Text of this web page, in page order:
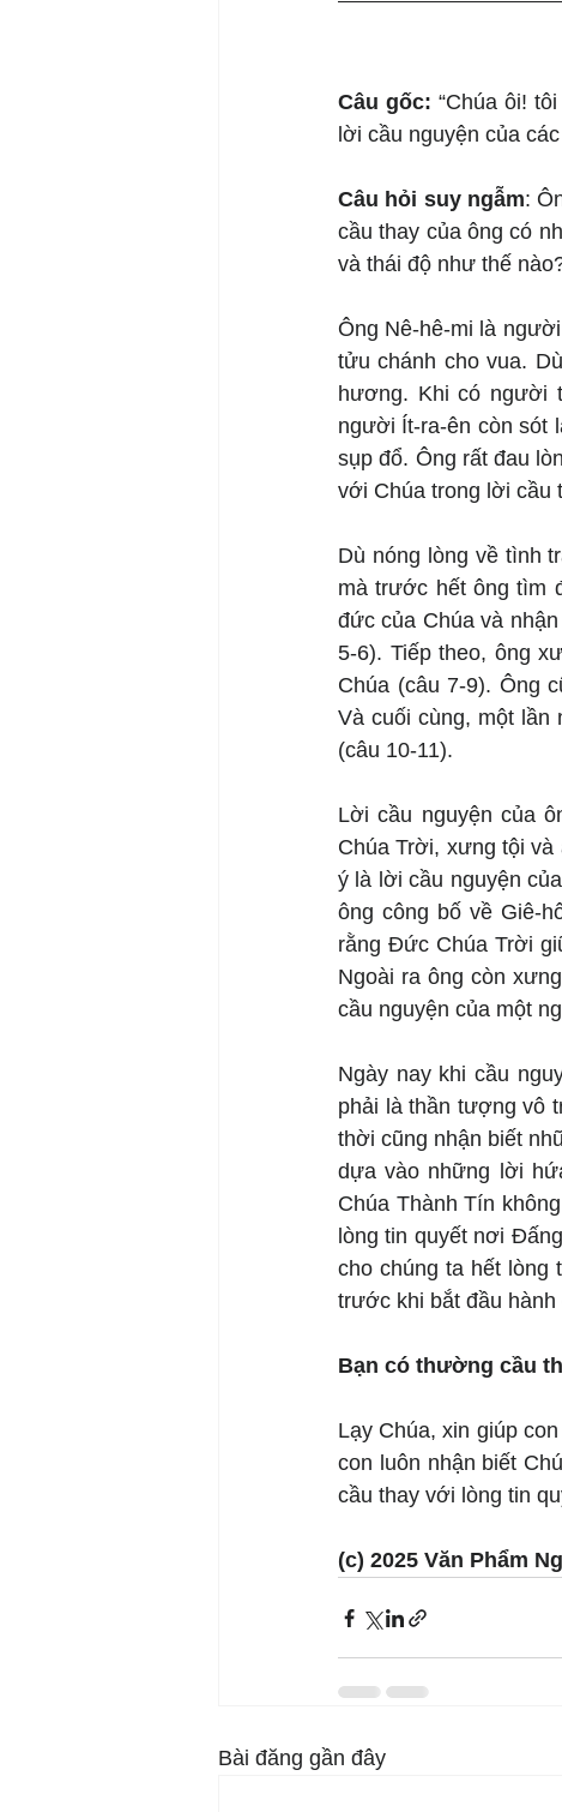
Câu gốc: “Chúa ôi!
lời cầu nguyện của
Câu hỏi suy ngẫm:
cầu thay của ông có
và thái độ như thế
Ông Nê-hê-mi là
tửu chánh cho vua.
hương. Khi có người
người Ít-ra-ên còn sót
sụp đổ. Ông rất đau
với Chúa trong lời cầu
Dù nóng lòng về tình
mà trước hết ông tìm
đức của Chúa và
5-6). Tiếp theo, ông
Chúa (câu 7-9). Ông
Và cuối cùng, một
(câu 10-11).
Lời cầu nguyện của
Chúa Trời, xưng tội
ý là lời cầu nguyện
ông công bố về Giê-
rằng Đức Chúa Trời
Ngoài ra ông còn
cầu nguyện của một
Ngày nay khi cầu
phải là thần tượng vô
thời cũng nhận biết
dựa vào những lời
Chúa Thành Tín
lòng tin quyết nơi
cho chúng ta hết lòng
trước khi bắt đầu
Bạn có thường cầu
Lạy Chúa, xin giúp
con luôn nhận biết
cầu thay với lòng tin
(c) 2025 Văn Phẩm
Bài đăng gần đây